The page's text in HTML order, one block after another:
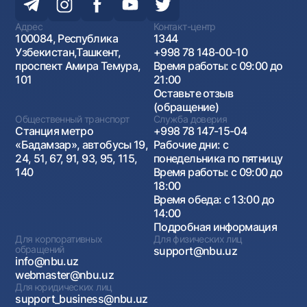
Адрес
100084, Республика
Узбекистан,Ташкент,
проспект Амира Темура,
101
Контакт-центр
1344
+998 78 148-00-10
Время работы: с 09:00 до
21:00
Оставьте отзыв
(обращение)
Общественный транспорт
Станция метро
«Бадамзар», автобусы 19,
24, 51, 67, 91, 93, 95, 115,
140
Служба доверия
+998 78 147-15-04
Рабочие дни: с
понедельника по пятницу
Время работы: с 09:00 до
18:00
Время обеда: с 13:00 до
14:00
Подробная информация
Для корпоративных
обращений
info@nbu.uz
webmaster@nbu.uz
Для физических лиц
support@nbu.uz
Для юридических лиц
support_business@nbu.uz